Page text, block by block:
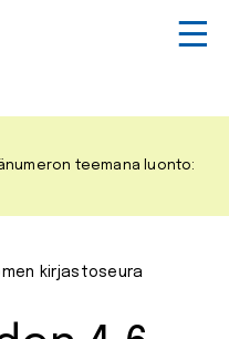
teemana luonto:
kirjastoseura